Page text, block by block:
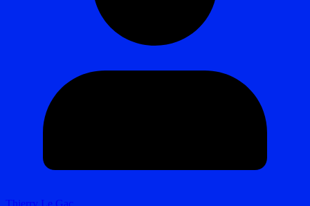
Thierry Le Gac